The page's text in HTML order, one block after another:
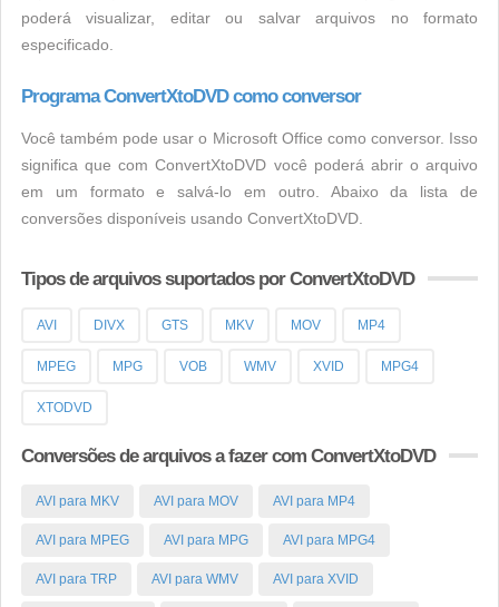
poderá visualizar, editar ou salvar arquivos no formato
especificado.
Programa ConvertXtoDVD como conversor
Você também pode usar o Microsoft Office como conversor. Isso
significa que com ConvertXtoDVD você poderá abrir o arquivo
em um formato e salvá-lo em outro. Abaixo da lista de
conversões disponíveis usando ConvertXtoDVD.
Tipos de arquivos suportados por ConvertXtoDVD
AVI DIVX GTS MKV MOV MP4
MPEG MPG VOB WMV XVID MPG4
XTODVD
Conversões de arquivos a fazer com ConvertXtoDVD
AVI para MKV AVI para MOV AVI para MP4
AVI para MPEG AVI para MPG AVI para MPG4
AVI para TRP AVI para WMV AVI para XVID